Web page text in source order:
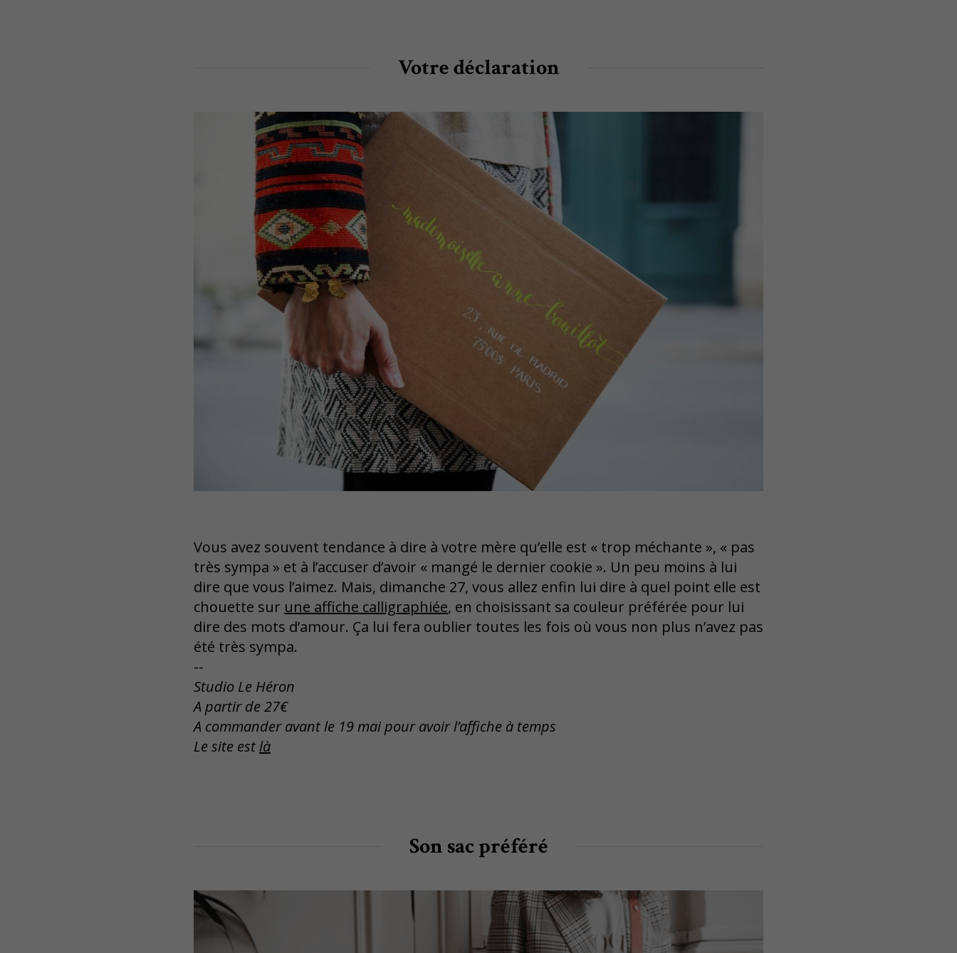
Votre déclaration
Vous avez souvent tendance à dire à votre mère qu’elle est « trop méchante », « pas
très sympa » et à l’accuser d’avoir « mangé le dernier cookie ». Un peu moins à lui
dire que vous l’aimez. Mais, dimanche 27, vous allez enfin lui dire à quel point elle est
chouette sur une affiche calligraphiée, en choisissant sa couleur préférée pour lui
dire des mots d’amour. Ça lui fera oublier toutes les fois où vous non plus n’avez pas
été très sympa.
--
Studio Le Héron
A partir de 27€
A commander avant le 19 mai pour avoir l’affiche à temps
Le site estlà
Son sac préféré